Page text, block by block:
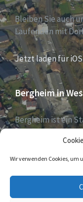
Wir verwenden Cookies, um
Bleiben Sie auch
Laufenden mit
Jetzt laden für
Bergheim in
Bergheim ist ein
Höxter,
Einwohner –